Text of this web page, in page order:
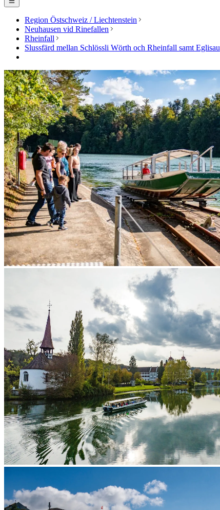
Region Östschweiz / Liechtenstein
Neuhausen vid Rinefallen
Rheinfall
Slussfärd mellan Schlössli Wörth och Rheinfall samt Eglisau